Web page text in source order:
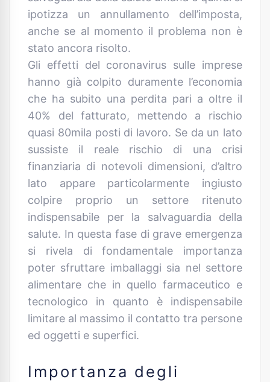
ipotizza un annullamento dell’imposta,
anche se al momento il problema non è
stato ancora risolto.
Gli effetti del coronavirus sulle imprese
hanno già colpito duramente l’economia
che ha subito una perdita pari a oltre il
40% del fatturato, mettendo a rischio
quasi 80mila posti di lavoro. Se da un lato
sussiste il reale rischio di una crisi
finanziaria di notevoli dimensioni, d’altro
lato appare particolarmente ingiusto
colpire proprio un settore ritenuto
indispensabile per la salvaguardia della
salute. In questa fase di grave emergenza
si rivela di fondamentale importanza
poter sfruttare imballaggi sia nel settore
alimentare che in quello farmaceutico e
tecnologico in quanto è indispensabile
limitare al massimo il contatto tra persone
ed oggetti e superfici.
Importanza degli